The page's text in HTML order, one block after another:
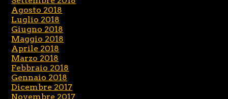
Agosto 2018
Luglio 2018
Giugno 2018
Maggio 2018
Aprile 2018
Marzo 2018
Febbraio 2018
Gennaio 2018
Dicembre 2017
Novembre 2017